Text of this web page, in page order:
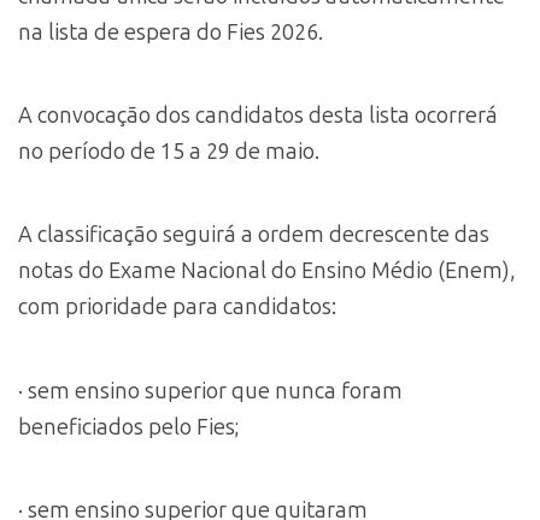
na lista de espera do Fies 2026.
A convocação dos candidatos desta lista ocorrerá
no período de 15 a 29 de maio.
A classificação seguirá a ordem decrescente das
notas do Exame Nacional do Ensino Médio (Enem),
com prioridade para candidatos:
· sem ensino superior que nunca foram
beneficiados pelo Fies;
· sem ensino superior que quitaram